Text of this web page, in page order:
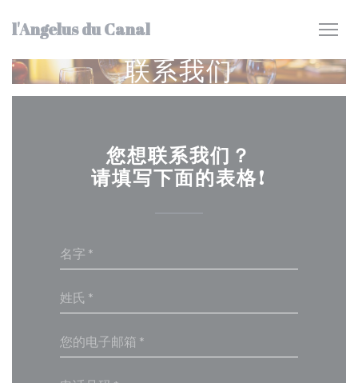
l'Angelus du Canal
联系我们
您想联系我们？
请填写下面的表格!